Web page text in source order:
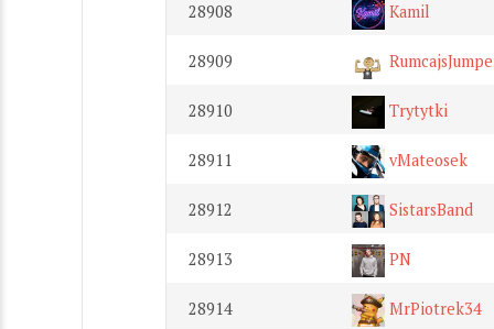
28908 Kamil
28909
28910 Trytytki
28911 vMateosek
28912 SistarsBand
28913 PN
28914 MrPiotrek34